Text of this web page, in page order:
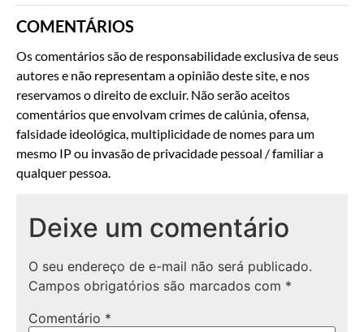
COMENTÁRIOS
Os comentários são de responsabilidade exclusiva de seus
autores e não representam a opinião deste site, e nos
reservamos o direito de excluir. Não serão aceitos
comentários que envolvam crimes de calúnia, ofensa,
falsidade ideológica, multiplicidade de nomes para um
mesmo IP ou invasão de privacidade pessoal / familiar a
qualquer pessoa.
Deixe um comentário
O seu endereço de e-mail não será publicado.
Campos obrigatórios são marcados com *
Comentário *